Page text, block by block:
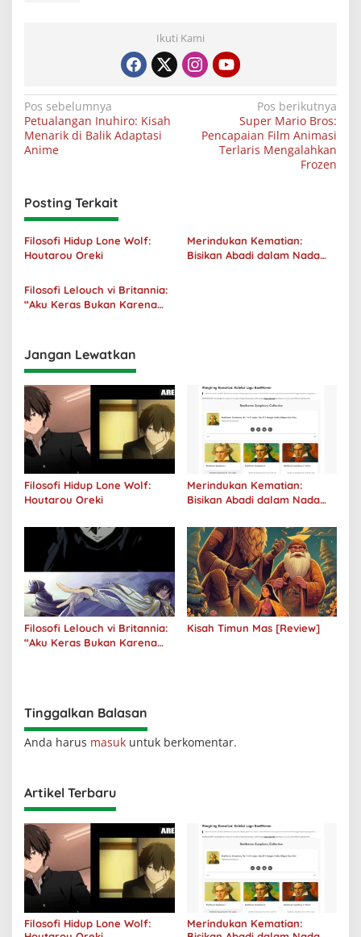
Ikuti Kami
Navigasi
pos
Pos sebelumnya
Petualangan Inuhiro: Kisah
Menarik di Balik Adaptasi
Anime
Pos berikutnya
Super Mario Bros:
Pencapaian Film Animasi
Terlaris Mengalahkan
Frozen
Posting Terkait
Filosofi Hidup Lone Wolf:
Houtarou Oreki
Merindukan Kematian:
Bisikan Abadi dalam Nada
Filosofi Lelouch vi Britannia:
“Aku Keras Bukan Karena
Jangan Lewatkan
Filosofi Hidup Lone Wolf:
Houtarou Oreki
Merindukan Kematian:
Bisikan Abadi dalam Nada
Filosofi Lelouch vi Britannia:
“Aku Keras Bukan Karena
Kisah Timun Mas [Review]
Tinggalkan Balasan
Anda harus masuk untuk berkomentar.
Artikel Terbaru
Filosofi Hidup Lone Wolf:
Merindukan Kematian: